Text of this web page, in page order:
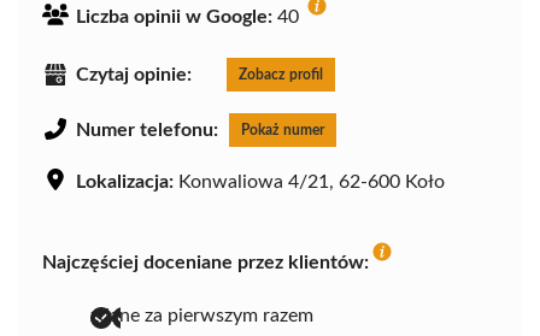
Liczba opinii w Google: 40
Czytaj opinie: Zobacz profil
Numer telefonu: Pokaż numer
Lokalizacja: Konwaliowa 4/21, 62-600 Koło
Najczęściej doceniane przez klientów:
zdane za pierwszym razem